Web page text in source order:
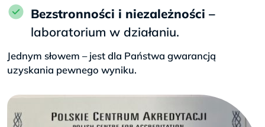
bezstronności i niezależności –
laboratorium w działaniu.
Jednym słowem – jest dla Państwa gwarancją
uzyskania pewnego wyniku.